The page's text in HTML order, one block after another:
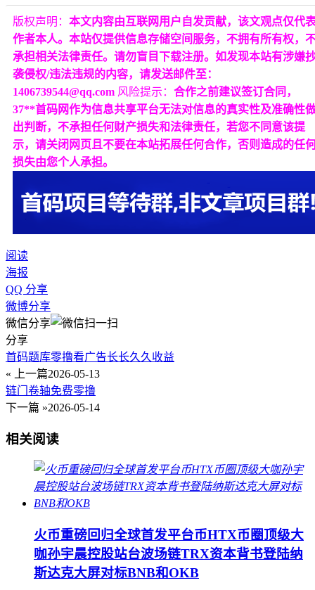
版权声明： 本文内容由互联网用户自发贡献，该文观点仅代
作者本人。本站仅提供信息存储空间服务，不拥有所有权，
承担相关法律责任。请勿盲目下载注册。如发现本站有涉嫌
袭侵权/违法违规的内容，请发送邮件至：
1406739544@qq.com 风险提示： 合作之前建议签订合同，
37**首码网作为信息共享平台无法对信息的真实性及准确性
出判断，不承担任何财产损失和法律责任，若您不同意该提
示，请关闭网页且不要在本站拓展任何合作，否则造成的任
损失由您个人承担。
阅读
海报
QQ 分享
微博分享
微信分享
分享
首码题库零撸看广告长长久久收益
« 上一篇2026-05-13
链门卷轴免费零撸
下一篇 »2026-05-14
相关阅读
火币重磅回归全球首发平台币HTX币圈顶级大
咖孙宇晨控股站台波场链TRX资本背书登陆纳
斯达克大屏对标BNB和OKB